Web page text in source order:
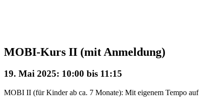
MOBI-Kurs II (mit Anmeldung)
19. Mai 2025: 10:00 bis 11:15
MOBI II (für Kinder ab ca. 7 Monate): Mit eigenem Tempo